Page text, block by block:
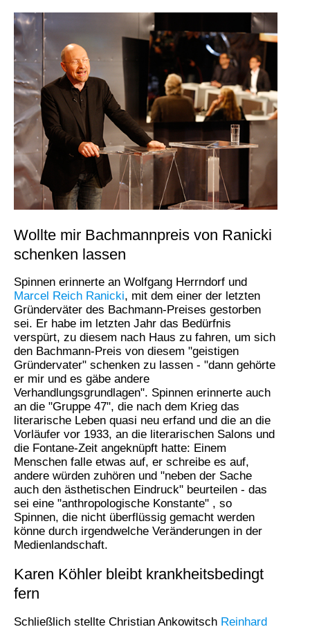
Wollte mir Bachmannpreis von Ranicki
schenken lassen
Spinnen erinnerte an Wolfgang Herrndorf und
Marcel Reich Ranicki, mit dem einer der letzten
Gründerväter des Bachmann-Preises gestorben
sei. Er habe im letzten Jahr das Bedürfnis
verspürt, zu diesem nach Haus zu fahren, um sich
den Bachmann-Preis von diesem "geistigen
Gründervater" schenken zu lassen - "dann gehörte
er mir und es gäbe andere
Verhandlungsgrundlagen". Spinnen erinnerte auch
an die "Gruppe 47", die nach dem Krieg das
literarische Leben quasi neu erfand und die an die
Vorläufer vor 1933, an die literarischen Salons und
die Fontane-Zeit angeknüpft hatte: Einem
Menschen falle etwas auf, er schreibe es auf,
andere würden zuhören und "neben der Sache
auch den ästhetischen Eindruck" beurteilen - das
sei eine "anthropologische Konstante" , so
Spinnen, die nicht überflüssig gemacht werden
könne durch irgendwelche Veränderungen in der
Medienlandschaft.
Karen Köhler bleibt krankheitsbedingt
fern
Schließlich stellte Christian Ankowitsch Reinhard